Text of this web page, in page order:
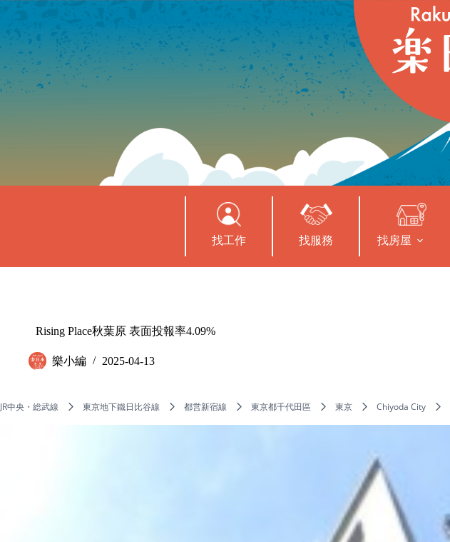
找工作 找服務 找房屋
Rising Place秋葉原 表面投報率4.09%
樂小編 2025-04-13
JR中央・総武線 東京地下鐵日比谷線 都営新宿線 東京都千代田區 東京 Chiyoda City